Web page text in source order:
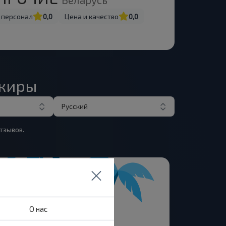
0,0 Цена и качество
0,0
Русский
О нас